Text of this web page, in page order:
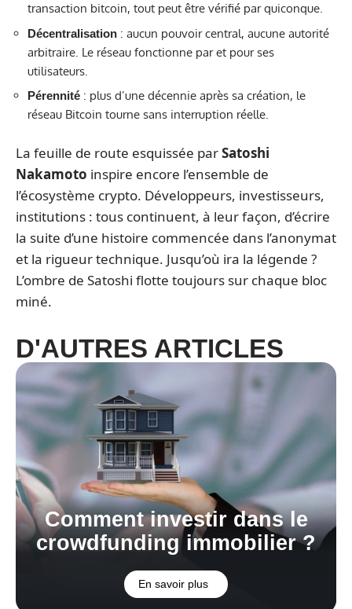
transaction bitcoin, tout peut être vérifié par quiconque.
Décentralisation : aucun pouvoir central, aucune autorité
arbitraire. Le réseau fonctionne par et pour ses
utilisateurs.
Pérennité : plus d’une décennie après sa création, le
réseau Bitcoin tourne sans interruption réelle.
La feuille de route esquissée parSatoshi
Nakamoto inspire encore l’ensemble de
l’écosystème crypto. Développeurs, investisseurs,
institutions : tous continuent, à leur façon, d’écrire
la suite d’une histoire commencée dans l’anonymat
et la rigueur technique. Jusqu’où ira la légende ?
L’ombre de Satoshi flotte toujours sur chaque bloc
miné.
D'AUTRES ARTICLES
Comment investir dans le
crowdfunding immobilier ?
En savoir plus